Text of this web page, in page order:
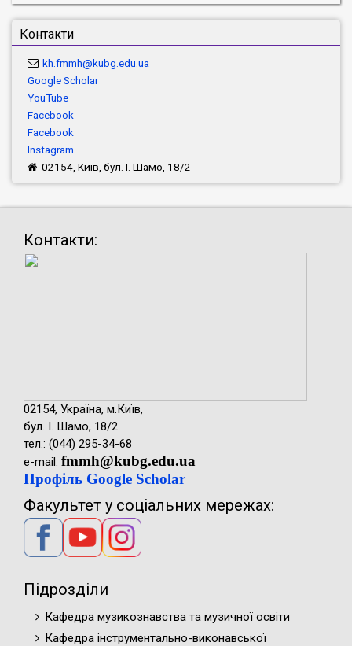
Контакти
kh.fmmh@kubg.edu.ua
Google Scholar
YouTube
Facebook
Facebook
Instagram
02154, Київ, бул. І. Шамо, 18/2
Контакти:
02154, Україна, м.Київ,
бул. І. Шамо, 18/2
тел.: (044) 295-34-68
e-mail: fmmh@kubg.edu.ua
Профіль Google Scholar
Факультет у соціальних мережах:
Підрозділи
Кафедра музикознавства та музичної освіти
Кафедра інструментально-виконавської